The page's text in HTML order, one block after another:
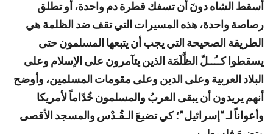
أسقط الشاه دونَ أن تسفك قطرة دم واحدة، أو تطلق
رصاصة واحدة، هذه المسيرات التي تقف ضد الظلمة هي
الطريقة الصحيحة التي يجب أن يتبعها المسلمون حتى
يسقطوا كــُــلّ الظَّلَمَة الذين يتآمرون على الإسلام وعلى
البلاد العربية وعلى الدين وعلى مقومات المسلمين، وأوضح
أنهم يريدون أن يبقى العربُ والمسلمون خُدّاماً لأمريكا
وأعواناً لـ “إسرائيل”؛ كي تضيعَ الـقُـدْس والمسجد الأقصى